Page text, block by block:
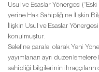
Usul ve Esaslar Yönergesi
yerine Hak Sahipliğine İlişkin
İlişkin Usul ve Esaslar Yönergesi
konulmuştur.
Selefine paralel olarak Yeni
yayımlanan ayrı
sahipliği bilgilerinin